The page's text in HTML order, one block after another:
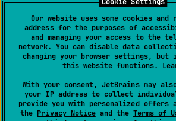
Our website uses some cookies and
address for the purposes of
and managing your access to the
network. You can disable data
changing your browser settings, but
this website functions.
With your consent, JetBrains may
your IP address to collect
provide you with personalized offers
the Privacy Noticeand the Terms of
ファクタリング
最終更新日： 2026 年 8 月 5 日
JetBrains Rider は、リソース関連のリ
設定を提供し、プロジェクトの国際化
ます。